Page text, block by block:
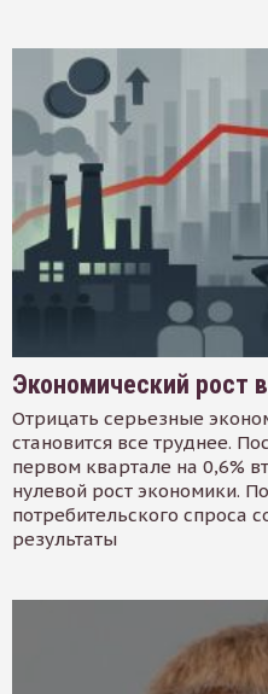
Экономический рост
Отрицать серьезные
становится все труднее.
первом квартале на 0,6%
нулевой рост экономики.
потребительского спроса
результаты